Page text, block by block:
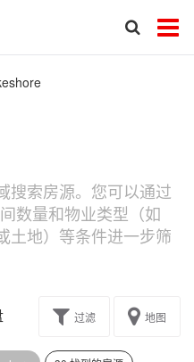
搜索房源。您可以通过
数量和物业类型（如
土地）等条件进一步筛
楼花转让过滤 地图